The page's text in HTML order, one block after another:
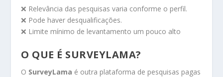
❌ Relevância das pesquisas varia conforme o perfil.
❌ Pode haver desqualificações.
❌ Limite mínimo de levantamento um pouco alto
O QUE É SURVEYLAMA?
O SurveyLama é outra plataforma de pesquisas pagas